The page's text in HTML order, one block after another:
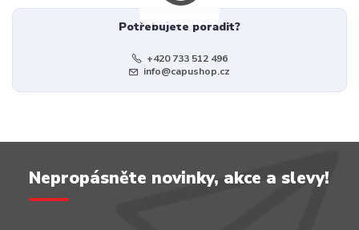
Potřebujete poradit?
+420 733 512 496
info@capushop.cz
Nepropásněte novinky, akce a slevy!